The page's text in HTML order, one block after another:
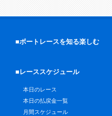
■ボートレースを知る楽しむ
■レーススケジュール
本日のレース
本日の払戻金一覧
月間スケジュール